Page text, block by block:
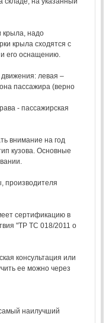
крыла, надо
крыла сходятся с
его оснащению.
левая –
пассажира (верно
- пассажирская
внимание на год
кузова. Основные
производителя
сертификацию в
"ТР ТС 018/2011 о
консультация или
ее можно через
наилучший